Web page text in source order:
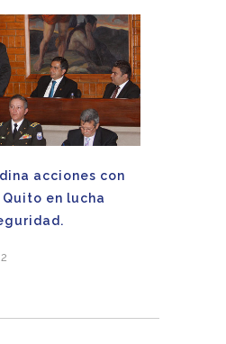
acciones con
en lucha